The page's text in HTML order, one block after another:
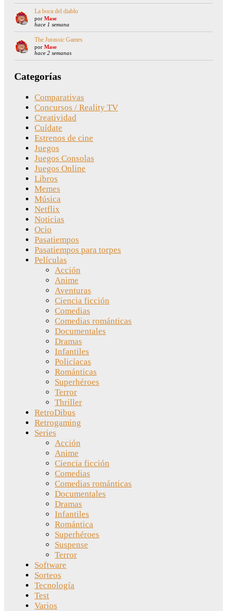
La boca del diablo
por Mase
hace 1 semana
The Jurassic Games
por Mase
hace 2 semanas
Categorías
Comparativas
Concursos / Reality TV
Creatividad
Cuídate
Estrenos de cine
Juegos
Juegos Consolas
Juegos Online
Libros
Memes
Música
Netflix
Noticias
Ocio
Pasatiempos
Pasatiempos para torpes
Películas
Acción
Anime
Aventuras
Ciencia ficción
Comedias
Comedias románticas
Documentales
Dramas
Infantiles
Policíacas
Románticas
Superhéroes
Terror
Thriller
RetroDibus
Retrogaming
Series
Acción
Anime
Ciencia ficción
Comedias
Comedias románticas
Documentales
Dramas
Infantiles
Romántica
Superhéroes
Suspense
Terror
Software
Sorteos
Tecnología
Test
Varios